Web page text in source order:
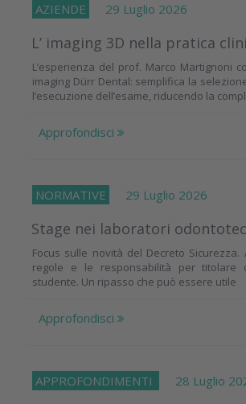
AZIENDE 29 Luglio 2026
L’ imaging 3D nella pratica
L’esperienza del prof. Marco Martignoni
imaging Dürr Dental: semplifica la
l’esecuzione dell’esame, riducendo la
Approfondisci
NORMATIVE 29 Luglio 2026
Stage nei laboratori
Focus sulle novità del Decreto Sicurezza.
regole e le responsabilità per titolare
studente. Un ripasso che può essere utile
Approfondisci
APPROFONDIMENTI 28 Luglio